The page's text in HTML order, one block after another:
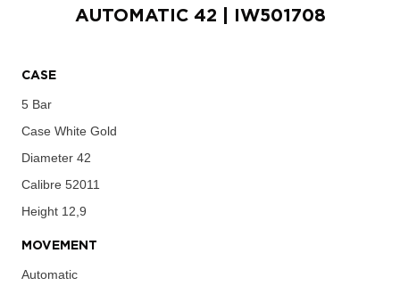
AUTOMATIC 42 | IW501708
CASE
5 Bar
Case White Gold
Diameter 42
Calibre 52011
Height 12,9
MOVEMENT
Automatic